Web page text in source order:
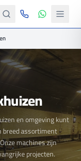
en omgeving kunt
breed assortiment
machines zijn
projecten.